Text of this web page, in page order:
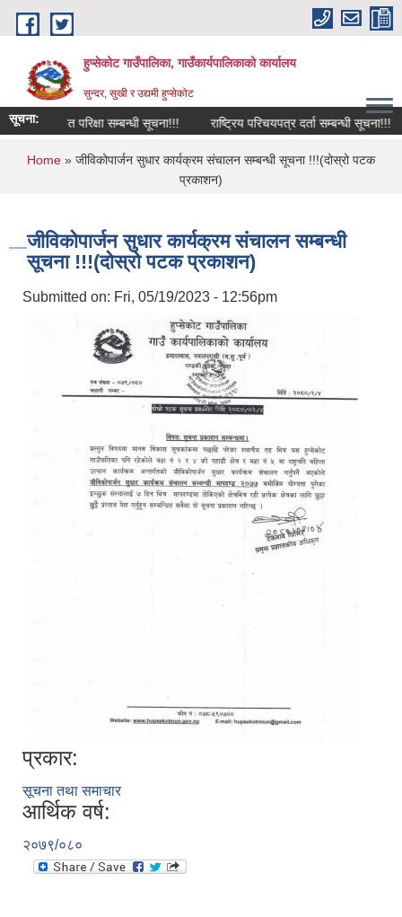
Skip to main content
हुप्सेकोट गाउँपालिका, गाउँकार्यपालिकाको कार्यालय
सुन्दर, सुखी र उद्यमी हुप्सेकोट
सूचना:
लिखित परिक्षा सम्बन्धी सूचना!!! राष्‍ट्रिय परिचयपत्र दर्ता सम्बन्धी सूचना!!!
You are here
Home » जीविकोपार्जन सुधार कार्यक्रम संचालन सम्बन्धी सूचना !!!(दोस्रो पटक
प्रकाशन)
जीविकोपार्जन सुधार कार्यक्रम संचालन सम्बन्धी
सूचना !!!(दोस्रो पटक प्रकाशन)
Submitted on: Fri, 05/19/2023 - 12:56pm
प्रकार:
सूचना तथा समाचार
आर्थिक वर्ष:
२०७९/०८०